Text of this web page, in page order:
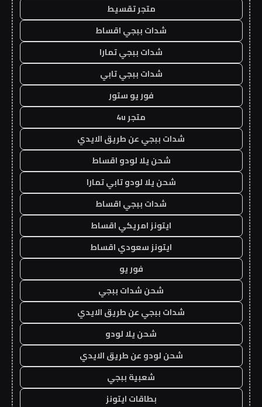
متجر تقسيط
شدات ببجي اقساط
شدات ببجي تمارا
شدات ببجي تابي
فور يو ستور
متجر 4u
شدات ببجي عن طريق الايدي
شحن يلا لودو اقساط
شحن يلا لودو تابي تمارا
شدات ببجي اقساط
ايتونز امريكي اقساط
ايتونز سعودي اقساط
فور يو
شحن شدات ببجي
شدات ببجي عن طريق الايدي
شحن يلا لودو
شحن لودو عن طريق الايدي
شعبية ببجي
بطاقات ايتونز